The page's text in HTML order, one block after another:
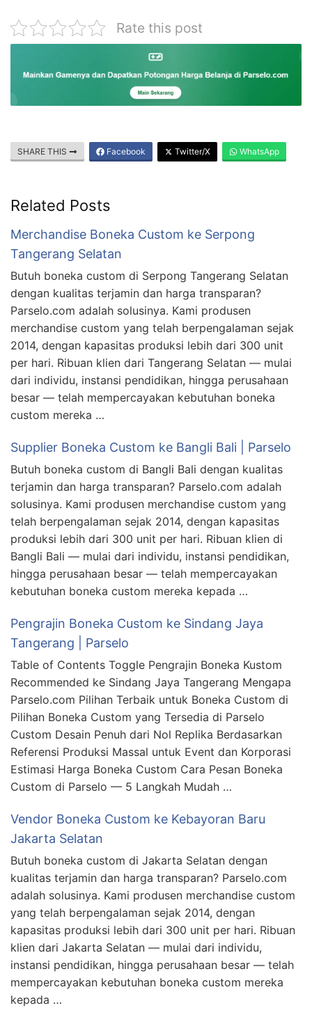
Rate this post
SHARE THIS Facebook Twitter/X WhatsApp
Related Posts
Merchandise Boneka Custom ke Serpong
Tangerang Selatan
Butuh boneka custom di Serpong Tangerang Selatan
dengan kualitas terjamin dan harga transparan?
Parselo.com adalah solusinya. Kami produsen
merchandise custom yang telah berpengalaman sejak
2014, dengan kapasitas produksi lebih dari 300 unit
per hari. Ribuan klien dari Tangerang Selatan — mulai
dari individu, instansi pendidikan, hingga perusahaan
besar — telah mempercayakan kebutuhan boneka
custom mereka …
Supplier Boneka Custom ke Bangli Bali | Parselo
Butuh boneka custom di Bangli Bali dengan kualitas
terjamin dan harga transparan? Parselo.com adalah
solusinya. Kami produsen merchandise custom yang
telah berpengalaman sejak 2014, dengan kapasitas
produksi lebih dari 300 unit per hari. Ribuan klien di
Bangli Bali — mulai dari individu, instansi pendidikan,
hingga perusahaan besar — telah mempercayakan
kebutuhan boneka custom mereka kepada …
Pengrajin Boneka Custom ke Sindang Jaya
Tangerang | Parselo
Table of Contents Toggle Pengrajin Boneka Kustom
Recommended ke Sindang Jaya Tangerang Mengapa
Parselo.com Pilihan Terbaik untuk Boneka Custom di
Pilihan Boneka Custom yang Tersedia di Parselo
Custom Desain Penuh dari Nol Replika Berdasarkan
Referensi Produksi Massal untuk Event dan Korporasi
Estimasi Harga Boneka Custom Cara Pesan Boneka
Custom di Parselo — 5 Langkah Mudah …
Vendor Boneka Custom ke Kebayoran Baru
Jakarta Selatan
Butuh boneka custom di Jakarta Selatan dengan
kualitas terjamin dan harga transparan? Parselo.com
adalah solusinya. Kami produsen merchandise custom
yang telah berpengalaman sejak 2014, dengan
kapasitas produksi lebih dari 300 unit per hari. Ribuan
klien dari Jakarta Selatan — mulai dari individu,
instansi pendidikan, hingga perusahaan besar — telah
mempercayakan kebutuhan boneka custom mereka
kepada …